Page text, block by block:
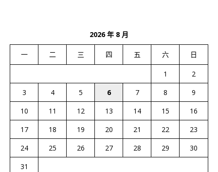
2026 年 8 月
一 二 三 四 五 六 日
1
2
3
4 5 6 7 8
9
10
11 12 13 14 15
16
17
18 19 20 21 22
23
24
25 26 27 28 29
30
31